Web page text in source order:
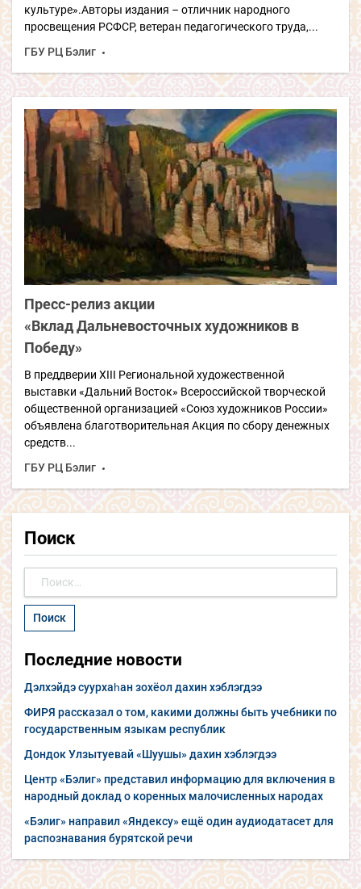
культуре».Авторы издания – отличник народного
просвещения РСФСР, ветеран педагогического труда,...
ГБУ РЦ Бэлиг
Пресс-релиз акции
«Вклад Дальневосточных художников в
Победу»
В преддверии XIII Региональной художественной
выставки «Дальний Восток» Всероссийской творческой
общественной организацией «Союз художников России»
объявлена благотворительная Акция по сбору денежных
средств...
ГБУ РЦ Бэлиг
Поиск
Последние новости
Дэлхэйдэ суурхаһан зохёол дахин хэблэгдээ
ФИРЯ рассказал о том, какими должны быть учебники по
государственным языкам республик
Дондок Улзытуевай «Шуушы» дахин хэблэгдээ
Центр «Бэлиг» представил информацию для включения в
народный доклад о коренных малочисленных народах
«Бэлиг» направил «Яндексу» ещё один аудиодатасет для
распознавания бурятской речи